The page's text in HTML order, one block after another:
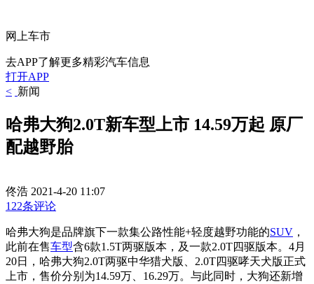
网上车市
去APP了解更多精彩汽车信息
打开APP
< 新闻
哈弗大狗2.0T新车型上市 14.59万起 原厂
配越野胎
佟浩 2021-4-20 11:07
122条评论
哈弗大狗是品牌旗下一款集公路性能+轻度越野功能的SUV ，
此前在售车型含6款1.5T两驱版本，及一款2.0T四驱版本。4月
20日，哈弗大狗2.0T两驱中华猎犬版、2.0T四驱哮天犬版正式
上市，售价分别为14.59万、16.29万。与此同时，大狗还新增